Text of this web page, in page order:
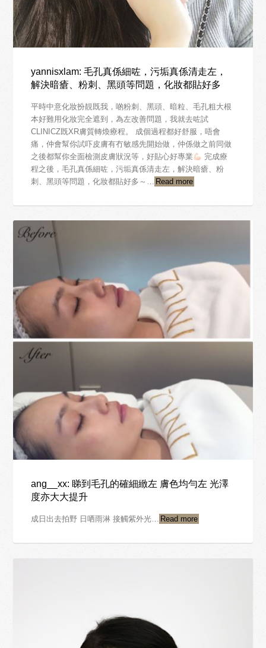
yannisxlam: 毛孔真係細咗，污垢真係清走左，
解決暗瘡、粉刺、黑頭等問題，化妝都貼好多
平時中意化妝扮靚既我，啲粉刺、黑頭、暗粒、毛孔粗大根
本好難用化妝完全遮到，為左改善問題，我就去咗試
CLINICZ既XR膚質轉煥療程。 成個過程都好舒服，唔會
痛，仲會幫你試吓皮膚有冇敏感先開始做，仲係做之前同做
之後都幫你全面檢測皮膚狀況等，好貼心好專業
完成療
程之後，毛孔真係細咗，污垢真係清走左，解決暗瘡、粉
刺、黑頭等問題，化妝都貼好多～… Read more
ang__xx: 睇到毛孔的確細緻左 膚色均勻左 光澤
度亦大大提升
成日出去拍野 日哂雨淋 接觸紫外光… Read more